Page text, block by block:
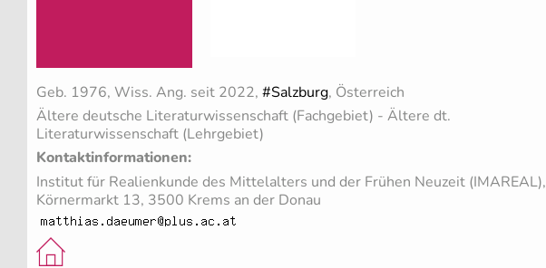
Geb. 1976, Wiss. Ang. seit 2022, #Salzburg, Österreich
Ältere deutsche Literaturwissenschaft (Fachgebiet) - Ältere dt.
Literaturwissenschaft (Lehrgebiet)
Kontaktinformationen:
Institut für Realienkunde des Mittelalters und der Frühen Neuzeit (IMAREAL),
Körnermarkt 13, 3500 Krems an der Donau